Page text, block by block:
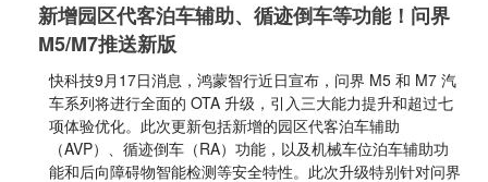
新增园区代客泊车辅助、循迹倒车等功能！问界
M5/M7推送新版
快科技9月17日消息，鸿蒙智行近日宣布，问界 M5 和 M7 汽
车系列将进行全面的 OTA 升级，引入三大能力提升和超过七
项体验优化。此次更新包括新增的园区代客泊车辅助
（AVP）、循迹倒车（RA）功能，以及机械车位泊车辅助功
能和后向障碍物智能检测等安全特性。此次升级特别针对问界